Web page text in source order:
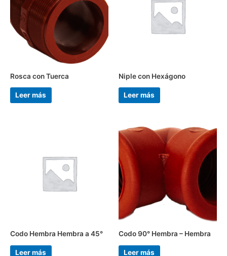
Rosca con Tuerca
Leer más
Niple con Hexágono
Leer más
Codo Hembra Hembra a 45°
Leer más
Codo 90° Hembra – Hembra
Leer más